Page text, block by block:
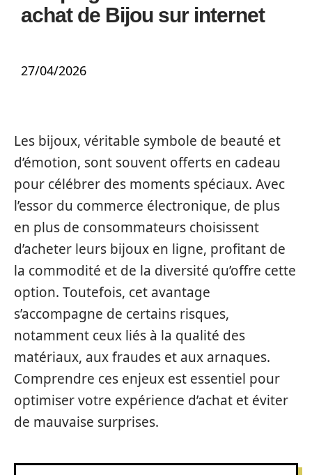
achat de Bijou sur internet
27/04/2026
Les bijoux, véritable symbole de beauté et
d’émotion, sont souvent offerts en cadeau
pour célébrer des moments spéciaux. Avec
l’essor du commerce électronique, de plus
en plus de consommateurs choisissent
d’acheter leurs bijoux en ligne, profitant de
la commodité et de la diversité qu’offre cette
option. Toutefois, cet avantage
s’accompagne de certains risques,
notamment ceux liés à la qualité des
matériaux, aux fraudes et aux arnaques.
Comprendre ces enjeux est essentiel pour
optimiser votre expérience d’achat et éviter
de mauvaise surprises.